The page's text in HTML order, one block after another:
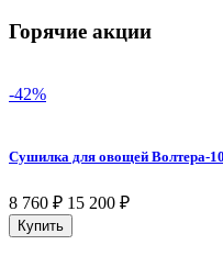
Горячие акции
-42%
Сушилка для овощей Волтера-
8 760 ₽ 15 200 ₽
Купить